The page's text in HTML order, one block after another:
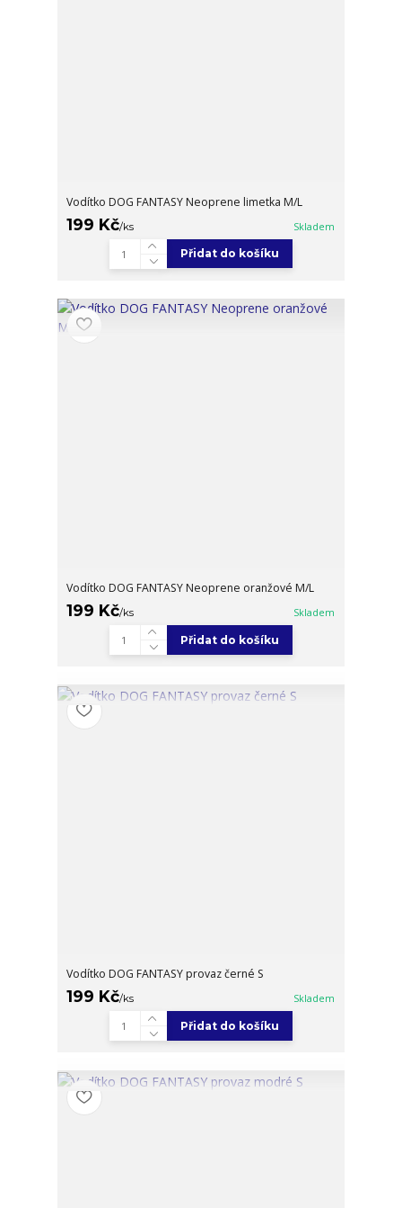
Vodítko DOG FANTASY Neoprene limetka M/L
199 Kč/ks Skladem
Přidat do košíku
Vodítko DOG FANTASY Neoprene oranžové M/L
199 Kč/ks Skladem
Přidat do košíku
Vodítko DOG FANTASY provaz černé S
199 Kč/ks Skladem
Přidat do košíku